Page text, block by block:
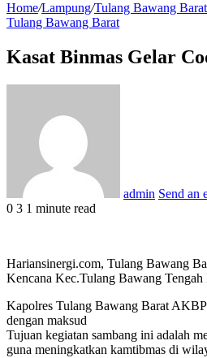
Home/Lampung/Tulang Bawang Barat
Tulang Bawang Barat
Kasat Binmas Gelar
admin Send an
0 3 1 minute read
Hariansinergi.com, Tulang Bawang
Kencana Kec.Tulang Bawang
Kapolres Tulang Bawang Barat
dengan maksud
Tujuan kegiatan sambang ini adalah
guna meningkatkan kamtibmas di